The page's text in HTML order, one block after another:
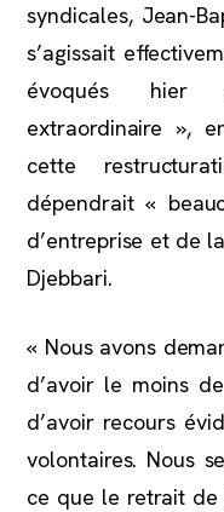
syndicales, Jean-
s’agissait
évoqués hier
extraordinaire »,
cette
dépendrait «
d’entreprise et de
Djebbari.
« Nous avons
d’avoir le moins
d’avoir recours
volontaires. Nous
ce que le retrait de